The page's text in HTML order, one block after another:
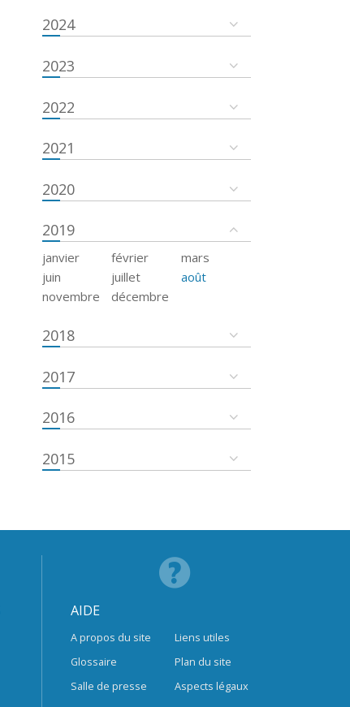
2024
2023
2022
2021
2020
2019
janvier février
mars
juin
juillet
août
novembre
décembre
2018
2017
2016
2015
AIDE
A propos du site
Glossaire
Salle de presse
Liens utiles
Plan du site
Aspects légaux